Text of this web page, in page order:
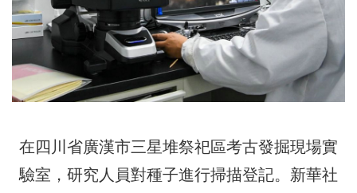
在四川省廣漢市三星堆祭祀區考古發掘現場實
驗室，研究人員對種子進行掃描登記。新華社